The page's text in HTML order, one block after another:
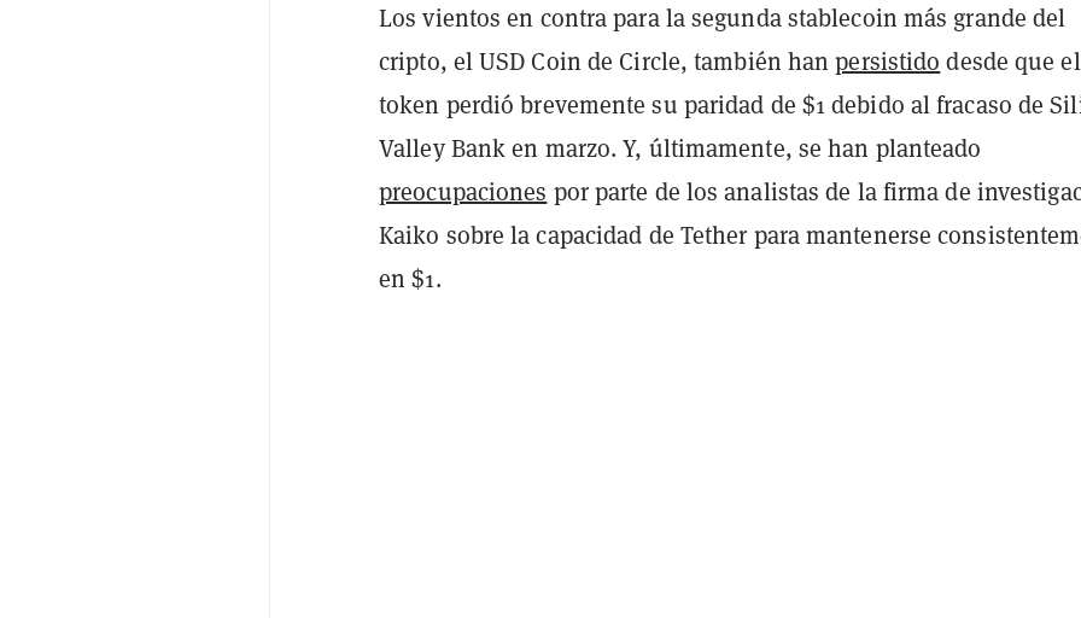
Los vientos en contra para la segunda stablecoin más grande del
cripto, el USD Coin de Circle, también hanpersistido desde que el
token perdió brevemente su paridad de $1 debido al fracaso de
Valley Bank en marzo. Y, últimamente, se han planteado
preocupaciones por parte de los analistas de la firma de
Kaiko sobre la capacidad de Tether para mantenerse
en $1.